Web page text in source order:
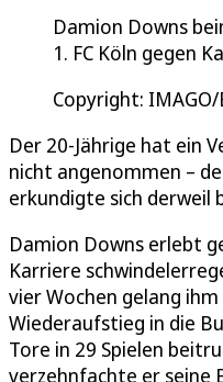
Damion Downs
1. FC Köln gegen
Copyright:
Der 20-Jährige hat ein
nicht angenommen –
erkundigte sich derweil
Damion Downs erlebt
Karriere
vier Wochen gelang
Wiederaufstieg in die
Tore in 29 Spielen
verzehnfachte er seine